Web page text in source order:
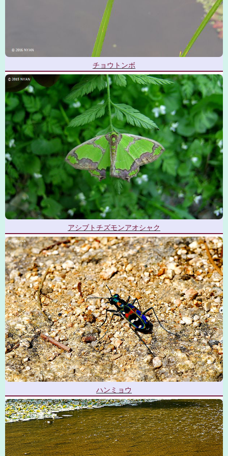
チョウトンボ
アシブトチズモンアオシャク
ハンミョウ